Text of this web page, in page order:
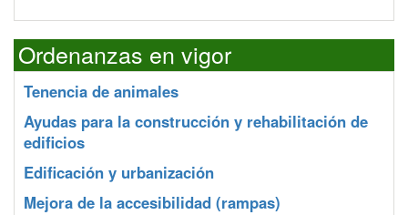
Ordenanzas en vigor
Tenencia de animales
Ayudas para la construcción y rehabilitación de
edificios
Edificación y urbanización
Mejora de la accesibilidad (rampas)